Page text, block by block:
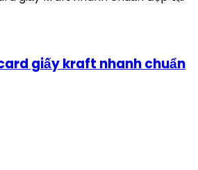
giấy kraft nhanh chuẩn